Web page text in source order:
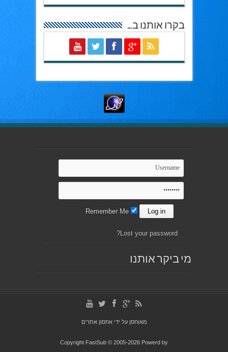
בקרו אותנו ב…
Lost your password?
מי ביקר אותנו
מאוחסן על ידיאחסון אתרים
Copyright FastSub © 2005-2026 Powerd by